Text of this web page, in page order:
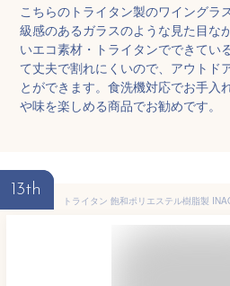
こちらのトライタン製のワイングラ
級感のあるガラスのような見た目な
いエコ素材・トライタンでできてい
て丈夫で割れにくいので、アウトド
とができます。食洗機対応でお手入
や味を楽しめる商品でお勧めです。
13th